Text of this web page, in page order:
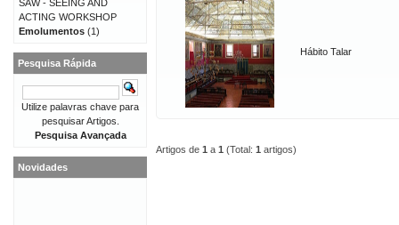
Hábito Talar
Artigos de 1 a 1 (Total: 1 artigos)
SAW - SEEING AND
ACTING WORKSHOP
Emolumentos (1)
Pesquisa Rápida
Utilize palavras chave para
pesquisar Artigos.
Pesquisa Avançada
Novidades